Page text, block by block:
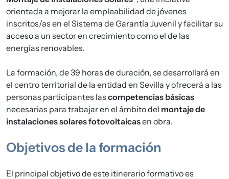
orientada a mejorar la empleabilidad de jóvenes
inscritos/as en el Sistema de Garantía Juvenil y facilitar su
acceso a un sector en crecimiento como el de las
energías renovables.
La formación, de 39 horas de duración, se desarrollará en
el centro territorial de la entidad en Sevilla y ofrecerá a las
personas participantes las competencias básicas
necesarias para trabajar en el ámbito del montaje de
instalaciones solares fotovoltaicasen obra.
Objetivos de la formación
El principal objetivo de este itinerario formativo es